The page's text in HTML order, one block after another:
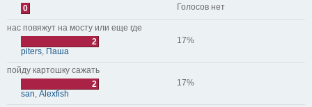
0
Голосов нет
нас повяжут на мосту или еще где
2
piters, Паша
17%
пойду картошку сажать
2
san, Alexfish
17%